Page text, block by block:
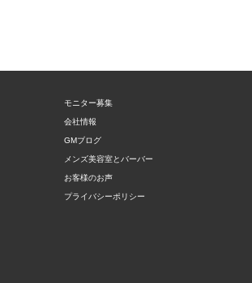
モニター募集
会社情報
GMブログ
メンズ美容室とバーバー
お客様のお声
プライバシーポリシー